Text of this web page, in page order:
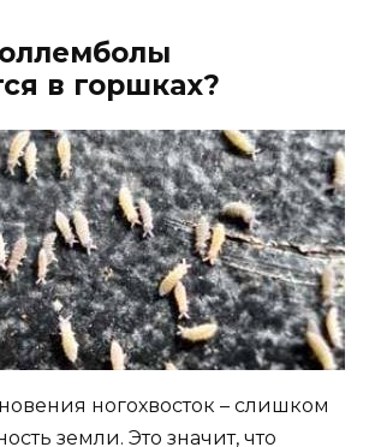
в горшках?
ногохвосток – слишком
земли. Это значит, что